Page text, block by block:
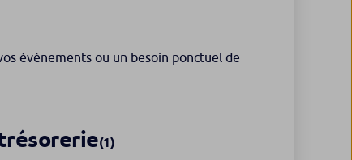
évènements ou un besoin ponctuel de
(1)